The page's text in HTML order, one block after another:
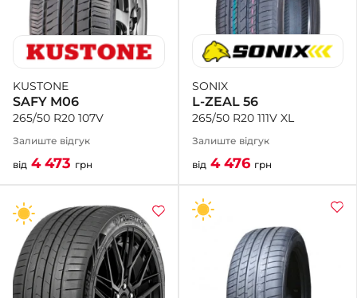
KUSTONE
SAFY M06
265/50 R20 107V
Залиште відгук
від 4 473 грн
SONIX
L-ZEAL 56
265/50 R20 111V XL
Залиште відгук
від 4 476 грн